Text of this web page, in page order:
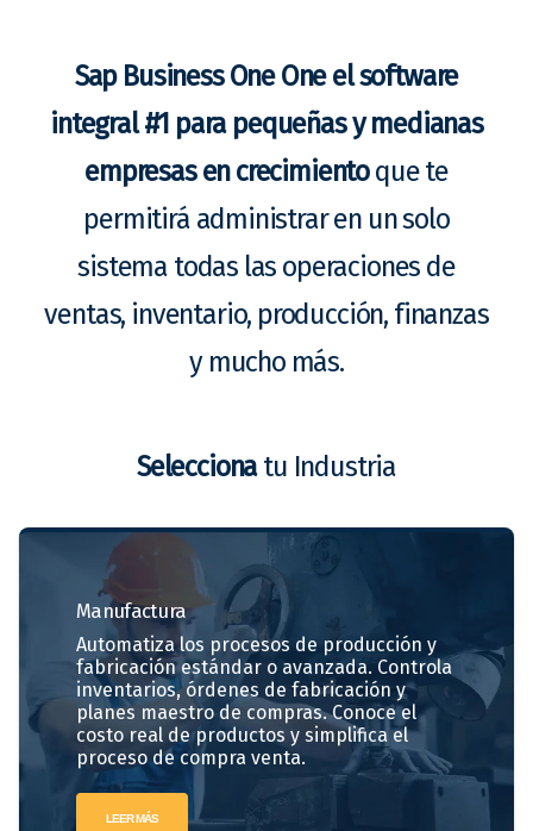
Sap Business One One el software
integral #1 para pequeñas y medianas
empresas en crecimientoque te
permitirá administrar en un solo
sistema todas las operaciones de
ventas, inventario, producción, finanzas
y mucho más.
Seleccionatu Industria
Manufactura
Automatiza los procesos de producción y
fabricación estándar o avanzada. Controla
inventarios, órdenes de fabricación y
planes maestro de compras. Conoce el
costo real de productos y simplifica el
proceso de compra venta.
LEER MÁS